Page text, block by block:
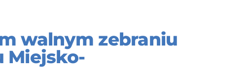
walnym zebraniu
Miejsko-